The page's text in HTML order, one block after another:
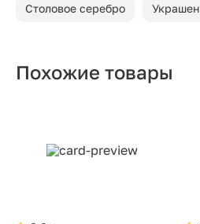
Столовое серебро
Похожие товары